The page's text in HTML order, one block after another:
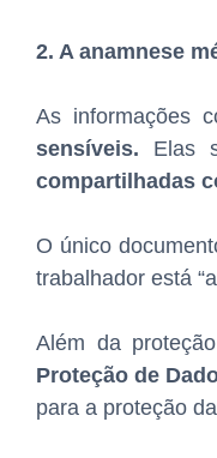
2. A anamnese
As informações
sensíveis. Elas
compartilhadas
O único
trabalhador está
Além da
Proteção de
para a proteção